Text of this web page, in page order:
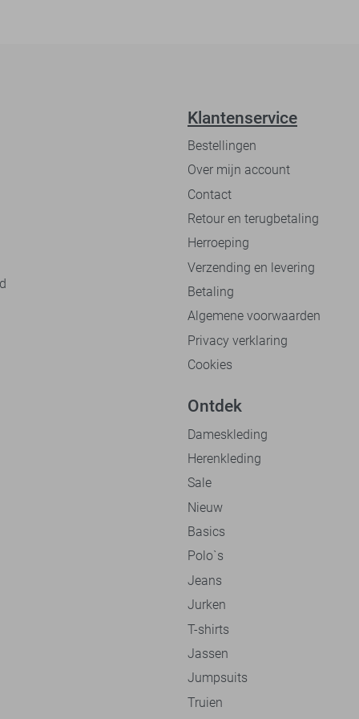
Klantenservice
Bestellingen
Over mijn account
Contact
Retour en terugbetaling
Herroeping
Verzending en levering
Betaling
Algemene voorwaarden
Privacy verklaring
Cookies
Ontdek
Dameskleding
Herenkleding
Sale
Nieuw
Basics
Polo`s
Jeans
Jurken
T-shirts
Jassen
Jumpsuits
Truien